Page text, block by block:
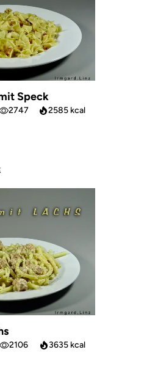
Speck
2747 2585 kcal
2106 3635 kcal